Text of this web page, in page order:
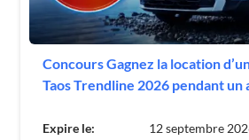
Concours Gagnez la location
Taos Trendline 2026 pendant un
Expire le:
12 septembre